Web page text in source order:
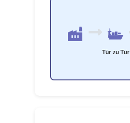
Tür zu Tür